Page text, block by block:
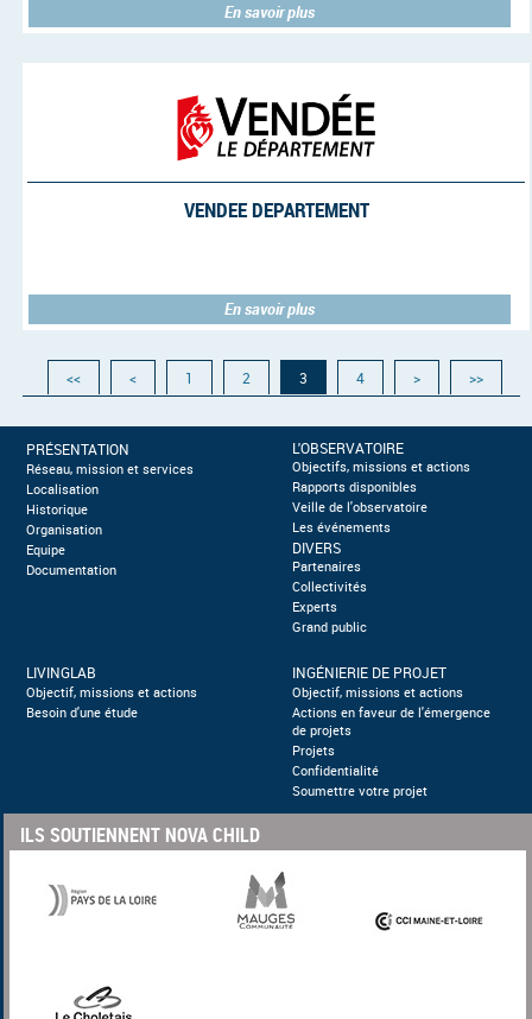
En savoir plus
VENDEE DEPARTEMENT
En savoir plus
<< < 1 2 3 4 > >>
PRÉSENTATION
Réseau, mission et services
Localisation
Historique
Organisation
Equipe
Documentation
L'OBSERVATOIRE
Objectifs, missions et actions
Rapports disponibles
Veille de l'observatoire
Les événements
DIVERS
Partenaires
Collectivités
Experts
Grand public
LIVINGLAB
Objectif, missions et actions
Besoin d'une étude
INGÉNIERIE DE PROJET
Objectif, missions et actions
Actions en faveur de l'émergence
de projets
Projets
Confidentialité
Soumettre votre projet
ILS SOUTIENNENT NOVA CHILD